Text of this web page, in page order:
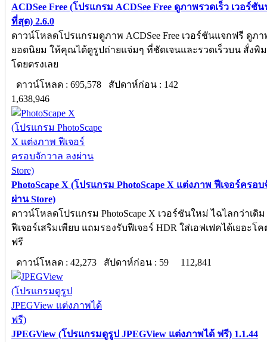
ACDSee Free (โปรแกรม ACDSee Free ดูภาพรวดเร็ว เวอร์ชั
ที่สุด) 2.6.0
ดาวน์โหลดโปรแกรมดูภาพ ACDSee Free เวอร์ชันแจกฟรี ดูภ
ยอดนิยม ให้คุณได้ดูรูปถ่ายแจ่มๆ ที่ชัดเจนและรวดเร็วบน สั่งพิ
โดยตรงเลย
ดาวน์โหลด : 695,578 สัปดาห์ก่อน : 142
1,638,946
PhotoScape X (โปรแกรม PhotoScape X แต่งภาพ ฟีเจอร์ครอ
ผ่าน Store)
ดาวน์โหลดโปรแกรม PhotoScape X เวอร์ชันใหม่ ไฉไลกว่าเดิม
ฟีเจอร์เสริมเพียบ แถมรองรับฟีเจอร์ HDR ใส่เอฟเฟคได้เยอะโ
ฟรี
ดาวน์โหลด : 42,273 สัปดาห์ก่อน : 59
112,841
JPEGView (โปรแกรมดูรูป JPEGView แต่งภาพได้ ฟรี) 1.1.44